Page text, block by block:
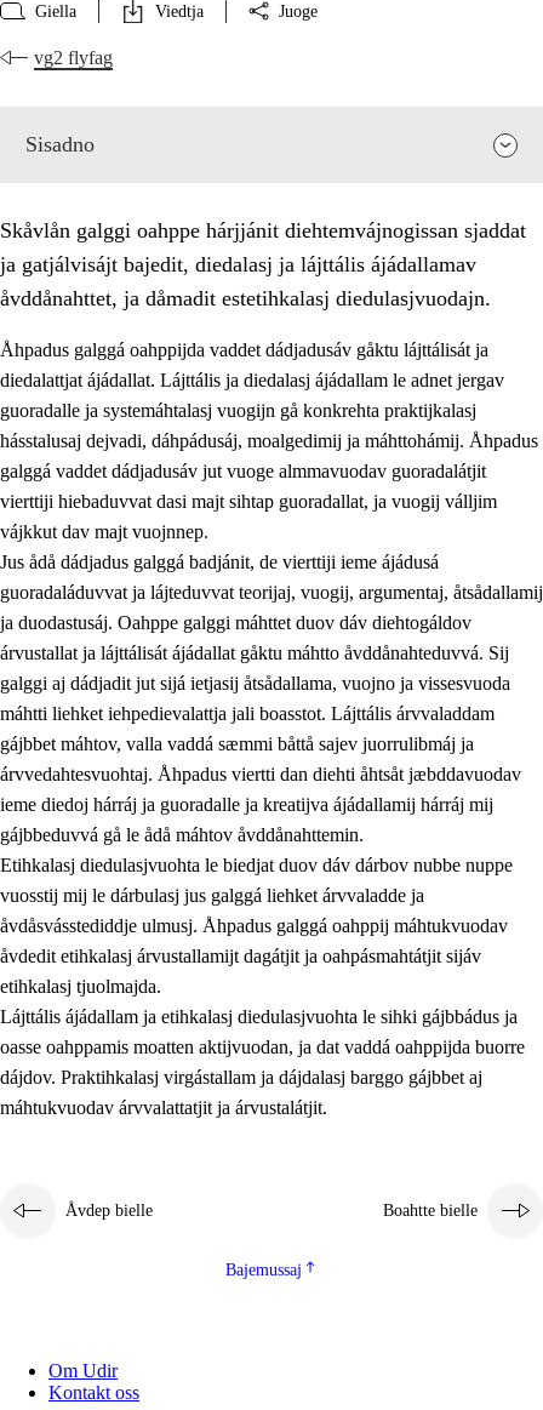
Giella Viedtja Juoge
vg2 flyfag
Sisadno
1. Åhpadusá árvvovuodo
1.1 Almasjárvvo
1.2 Identitiehtta ja kultuvralasj moattevuohta
1.3 Lájttális ájádallam ja estetihkalasj diedulasjvuohta
1.4 Dahkamávvo, berustibme ja diehtemvájnogisvuohta
1.5 Vieledus luonnduj ja birásdiedulasjvuohta
1.6 Demokratijja ja oassálasstem
Skåvlån galggi oahppe hárjjánit diehtemvájnogissan sjaddat
ja gatjálvisájt bajedit, diedalasj ja lájttális ájádallamav
åvddånahttet, ja dåmadit estetihkalasj diedulasjvuodajn.
Åhpadus galggá oahppijda vaddet dádjadusáv gåktu lájttálisát ja
diedalattjat ájádallat. Lájttális ja diedalasj ájádallam le adnet jergav
guoradalle ja systemáhtalasj vuogijn gå konkrehta praktijkalasj
hásstalusaj dejvadi, dáhpádusáj, moalgedimij ja máhttohámij. Åhpadus
galggá vaddet dádjadusáv jut vuoge almmavuodav guoradalátjit
vierttiji hiebaduvvat dasi majt sihtap guoradallat, ja vuogij válljim
vájkkut dav majt vuojnnep.
Jus ådå dádjadus galggá badjánit, de vierttiji ieme ájádusá
guoradaláduvvat ja lájteduvvat teorijaj, vuogij, argumentaj, åtsådallamij
ja duodastusáj. Oahppe galggi máhttet duov dáv diehtogáldov
árvustallat ja lájttálisát ájádallat gåktu máhtto åvddånahteduvvá. Sij
galggi aj dádjadit jut sijá ietjasij åtsådallama, vuojno ja vissesvuoda
máhtti liehket iehpedievalattja jali boasstot. Lájttális árvvaladdam
gájbbet máhtov, valla vaddá sæmmi båttå sajev juorrulibmáj ja
árvvedahtesvuohtaj. Åhpadus viertti dan diehti åhtsåt jæbddavuodav
ieme diedoj hárráj ja guoradalle ja kreatijva ájádallamij hárráj mij
gájbbeduvvá gå le ådå máhtov åvddånahttemin.
Etihkalasj diedulasjvuohta le biedjat duov dáv dárbov nubbe nuppe
vuosstij mij le dárbulasj jus galggá liehket árvvaladde ja
åvdåsvásstediddje ulmusj. Åhpadus galggá oahppij máhtukvuodav
åvdedit etihkalasj árvustallamijt dagátjit ja oahpásmahtátjit sijáv
etihkalasj tjuolmajda.
Lájttális ájádallam ja etihkalasj diedulasjvuohta le sihki gájbbádus ja
oasse oahppamis moatten aktijvuodan, ja dat vaddá oahppijda buorre
dájdov. Praktihkalasj virgástallam ja dájdalasj barggo gájbbet aj
máhtukvuodav árvvalattatjit ja árvustalátjit.
Åvdep bielle Boahtte bielle
Bajemussaj
Om Udir
Kontakt oss